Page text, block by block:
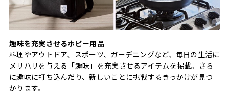
趣味を充実させるホビー用品
料理やアウトドア、スポーツ、ガーデニングなど、毎日の生活に
メリハリを与える「趣味」を充実させるアイテムを掲載。さら
に趣味に打ち込んだり、新しいことに挑戦するきっかけが見つ
かります。